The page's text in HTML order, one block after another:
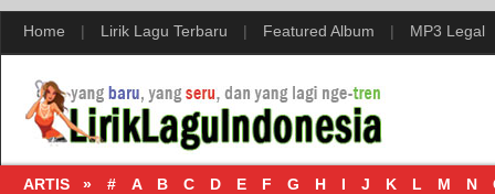
Home | Lirik Lagu Terbaru | Featured Album | MP3 Legal
ARTIS » # A B C D E F G H I J K L M N